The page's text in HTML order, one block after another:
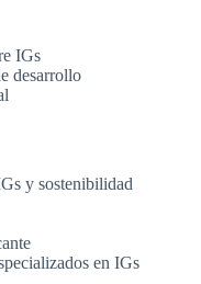
IGs
desarrollo
y sostenibilidad
en IGs